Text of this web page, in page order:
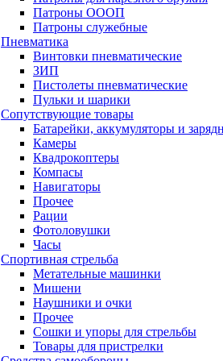
Патроны ОООП
Патроны служебные
Пневматика
Винтовки пневматические
ЗИП
Пистолеты пневматические
Пульки и шарики
Сопутствующие товары
Батарейки, аккумуляторы и
Камеры
Квадрокоптеры
Компасы
Навигаторы
Прочее
Рации
Фотоловушки
Часы
Спортивная стрельба
Метательные машинки
Мишени
Наушники и очки
Прочее
Сошки и упоры для стрельбы
Товары для пристрелки